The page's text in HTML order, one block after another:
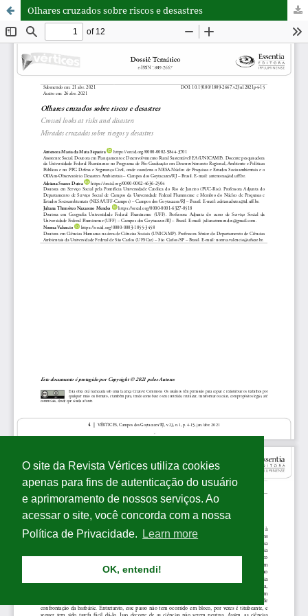
O site da Revista Vértices utiliza cookies
apenas para fins de autenticação do usuário
e aprimoramento de nossos serviços. Ao
acessar o site, você concorda com a nossa
Política de Privacidade.
Learn more
OK, entendi!
Olhares cruzados sobre riscos e desastres